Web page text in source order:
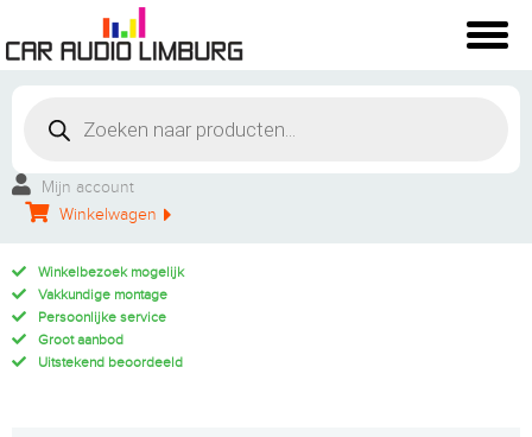
Mijn account
Winkelwagen
Winkelbezoek mogelijk
Vakkundige montage
Persoonlijke service
Groot aanbod
Uitstekend beoordeeld